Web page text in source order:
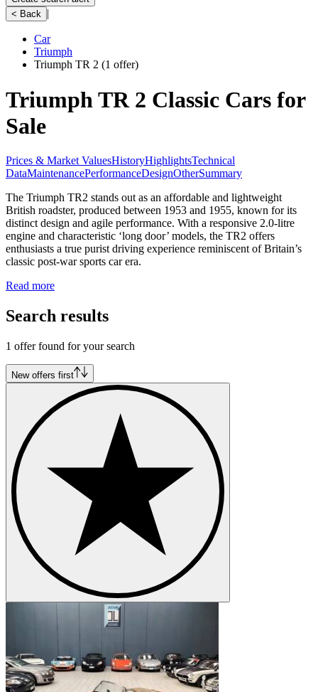
< Back |
Car
Triumph
Triumph TR 2 (1 offer)
Triumph TR 2 Classic Cars for
Sale
Prices & Market ValuesHistoryHighlightsTechnical
DataMaintenancePerformanceDesignOtherSummary
The Triumph TR2 stands out as an affordable and lightweight
British roadster, produced between 1953 and 1955, known for its
distinct design and agile performance. With a responsive 2.0-litre
engine and characteristic ‘long door’ models, the TR2 offers
enthusiasts a true purist driving experience reminiscent of Britain’s
classic post-war sports car era.
Read more
Search results
1 offer found for your search
New offers first